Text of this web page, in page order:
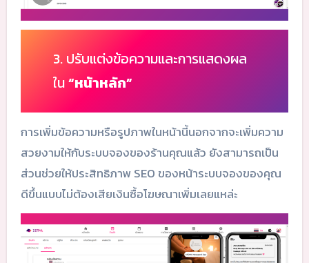
3. ปรับแต่งข้อความและการแสดงผล
ใน“หน้าหลัก”
การเพิ่มข้อความหรือรูปภาพในหน้านี้นอกจากจะเพิ่มความ
สวยงามให้กับระบบจองของร้านคุณแล้ว ยังสามารถเป็น
ส่วนช่วยให้ประสิทธิภาพ SEO ของหน้าระบบจองของคุณ
ดีขึ้นแบบไม่ต้องเสียเงินซื้อโฆษณาเพิ่มเลยแหล่ะ